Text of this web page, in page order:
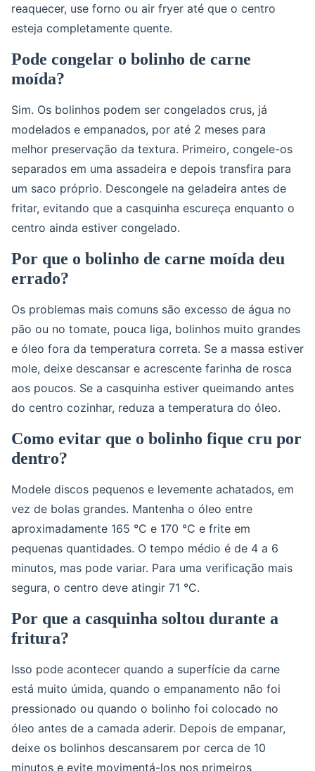
reaquecer, use forno ou air fryer até que o centro
esteja completamente quente.
Pode congelar o bolinho de carne
moída?
Sim. Os bolinhos podem ser congelados crus, já
modelados e empanados, por até 2 meses para
melhor preservação da textura. Primeiro, congele-os
separados em uma assadeira e depois transfira para
um saco próprio. Descongele na geladeira antes de
fritar, evitando que a casquinha escureça enquanto o
centro ainda estiver congelado.
Por que o bolinho de carne moída deu
errado?
Os problemas mais comuns são excesso de água no
pão ou no tomate, pouca liga, bolinhos muito grandes
e óleo fora da temperatura correta. Se a massa estiver
mole, deixe descansar e acrescente farinha de rosca
aos poucos. Se a casquinha estiver queimando antes
do centro cozinhar, reduza a temperatura do óleo.
Como evitar que o bolinho fique cru por
dentro?
Modele discos pequenos e levemente achatados, em
vez de bolas grandes. Mantenha o óleo entre
aproximadamente 165 °C e 170 °C e frite em
pequenas quantidades. O tempo médio é de 4 a 6
minutos, mas pode variar. Para uma verificação mais
segura, o centro deve atingir 71 °C.
Por que a casquinha soltou durante a
fritura?
Isso pode acontecer quando a superfície da carne
está muito úmida, quando o empanamento não foi
pressionado ou quando o bolinho foi colocado no
óleo antes de a camada aderir. Depois de empanar,
deixe os bolinhos descansarem por cerca de 10
minutos e evite movimentá-los nos primeiros